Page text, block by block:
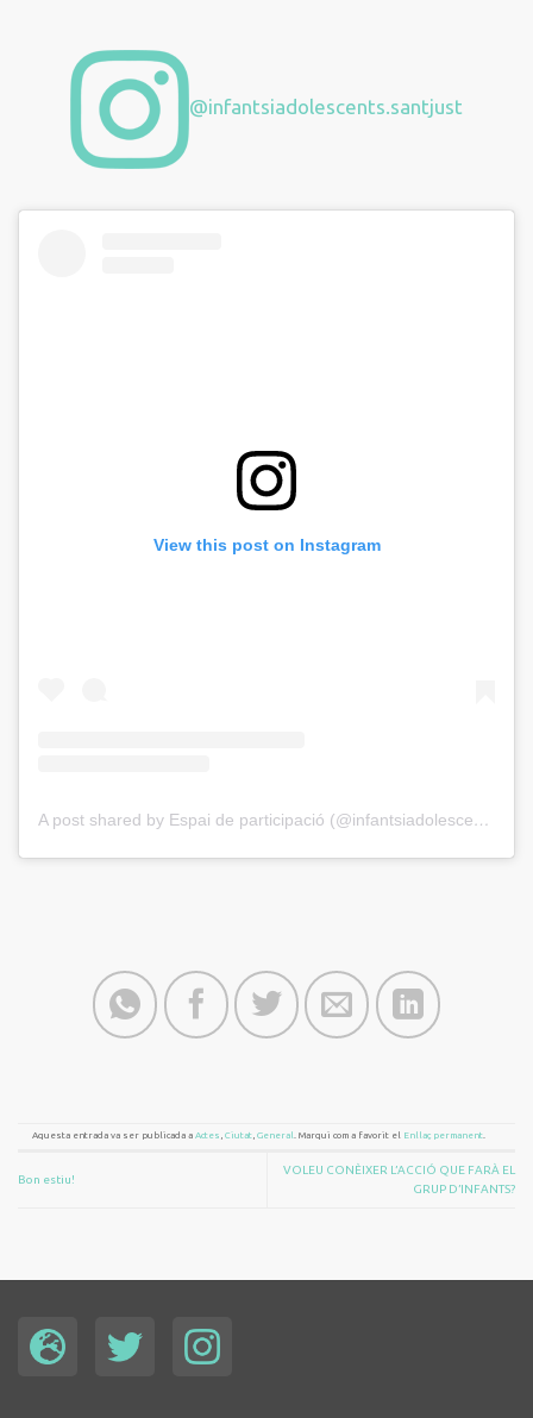
@infantsiadolescents.santjust
View this post on Instagram
A post shared by Espai de participació (@infantsiadolescents.santjust)
Aquesta entrada va ser publicada a Actes , Ciutat, General. Marqui com a favorit el Enllaç permanent.
Bon estiu!
VOLEU CONÈIXER L’ACCIÓ QUE FARÀ EL
GRUP D’INFANTS?